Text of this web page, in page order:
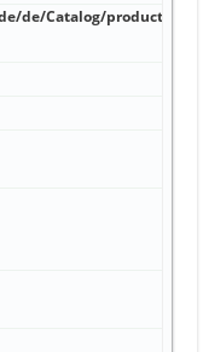
de/Catalog/product?